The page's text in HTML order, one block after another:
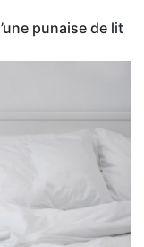
punaise de lit